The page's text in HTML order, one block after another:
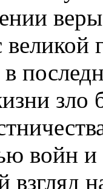
зло
войн